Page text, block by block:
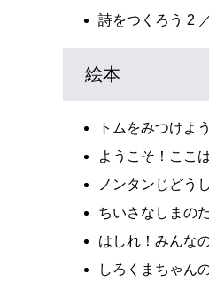
詩をつくろう 2
絵本
トムをみつけよ
ようこそ！ここ
ノンタンじどう
ちいさなしまの
はしれ！みんな
しろくまちゃん